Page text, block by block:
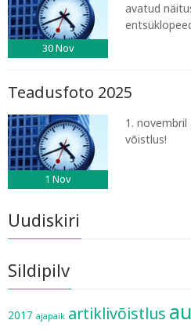
30Nov
avatud
Teadusfoto 2025
1 Nov
1.
võistlus!
Uudiskiri
Sildipilv
2017 ajapaik artiklivõistlus